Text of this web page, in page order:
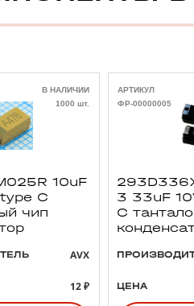
В НАЛИЧИИ
1000 шт.
10uF
C
чип
AVX
12 ₽
АРТИКУЛ
ФР-00000005
3 33uF
C
ЦЕНА